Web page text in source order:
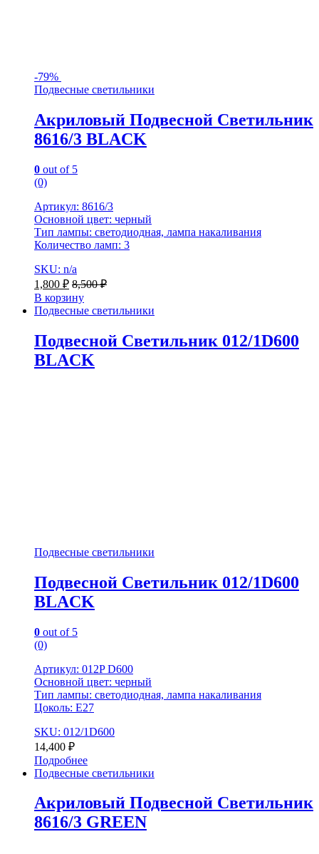
-79%
Подвесные светильники
Акриловый Подвесной Светильник
8616/3 BLACK
0 out of 5
(0)
Артикул: 8616/3
Основной цвет: черный
Тип лампы: светодиодная, лампа накаливания
Количество ламп: 3
SKU: n/a
1,800 ₽ 8,500₽
В корзину
Подвесные светильники
Подвесной Светильник 012/1D600
BLACK
Подвесные светильники
Подвесной Светильник 012/1D600
BLACK
0 out of 5
(0)
Артикул: 012P D600
Основной цвет: черный
Тип лампы: светодиодная, лампа накаливания
Цоколь: E27
SKU: 012/1D600
14,400 ₽
Подробнее
Подвесные светильники
Акриловый Подвесной Светильник
8616/3 GREEN